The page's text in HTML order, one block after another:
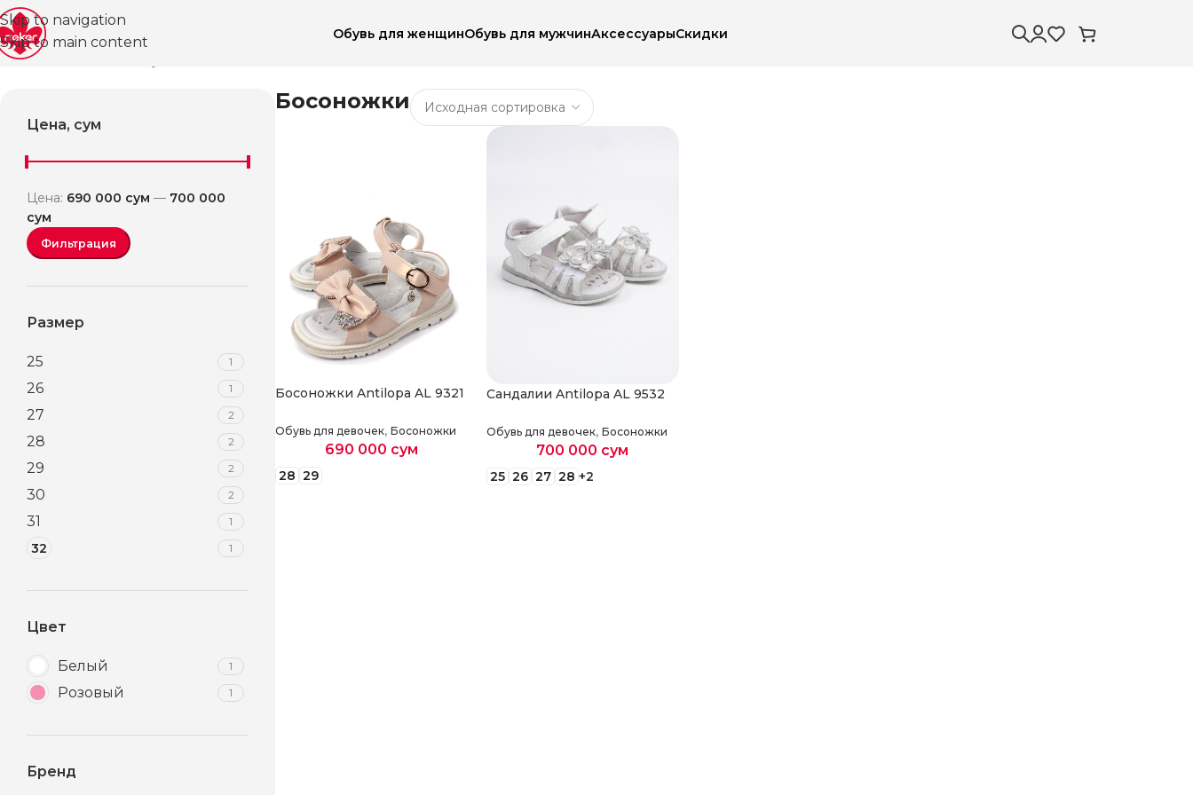
Skip to navigation
Skip to main content
Обувь для женщинОбувь для мужчинАксессуарыСкидки
Главная
Цена, сум
Фильтрация
Цена: 690 000 сум — 700 000
сум
Размер
25 1
26 1
27 2
28 2
29 2
30 2
31 1
32 1
Цвет
Белый 1
Розовый 1
Бренд
Босоножки
Босоножки Antilopa AL 9321
Обувь для девочек, Босоножки
690 000 сум
28 29
Сандалии Antilopa AL 9532
Обувь для девочек, Босоножки
700 000 сум
25 26 27 28 +2